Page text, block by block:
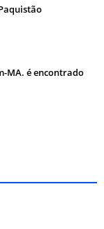
MA. é encontrado